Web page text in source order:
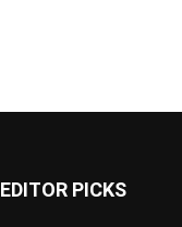
EDITOR PICKS